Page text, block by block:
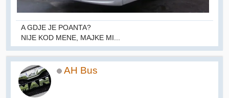
A GDJE JE POANTA?
NIJE KOD MENE, MAJKE MI...
AH Bus